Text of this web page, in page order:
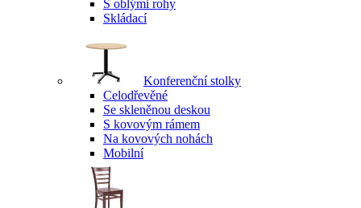
S oblými rohy
Skládací
Konferenční stolky
Celodřevěné
Se skleněnou deskou
S kovovým rámem
Na kovových nohách
Mobilní